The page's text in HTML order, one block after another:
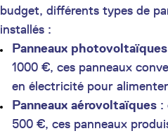
budget, différents types de
installés :
Panneaux photovoltaïques
1000 €, ces panneaux
en électricité pour
Panneaux aérovoltaïques :
500 €, ces panneaux